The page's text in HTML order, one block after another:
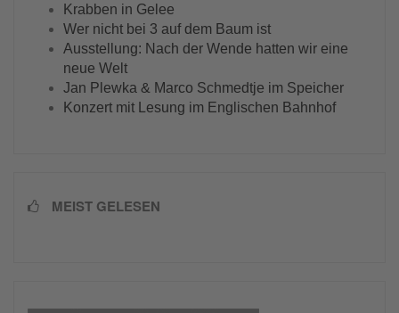
Krabben in Gelee
Wer nicht bei 3 auf dem Baum ist
Ausstellung: Nach der Wende hatten wir eine
neue Welt
Jan Plewka & Marco Schmedtje im Speicher
Konzert mit Lesung im Englischen Bahnhof
MEIST GELESEN